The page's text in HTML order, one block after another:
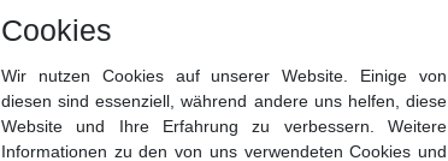
Cookies
Wir nutzen Cookies auf unserer Website. Einige von
diesen sind essenziell, während andere uns helfen, diese
Website und Ihre Erfahrung zu verbessern. Weitere
Informationen zu den von uns verwendeten Cookies und